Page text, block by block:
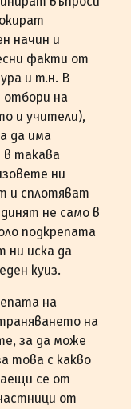
начин и
факти от
и т.н. В
отбори на
и учители),
да има
такава
ни
и сплотяват
не само в
подкрепата
ни иска да
куиз.
на
на
за да може
това с какво
се от
от